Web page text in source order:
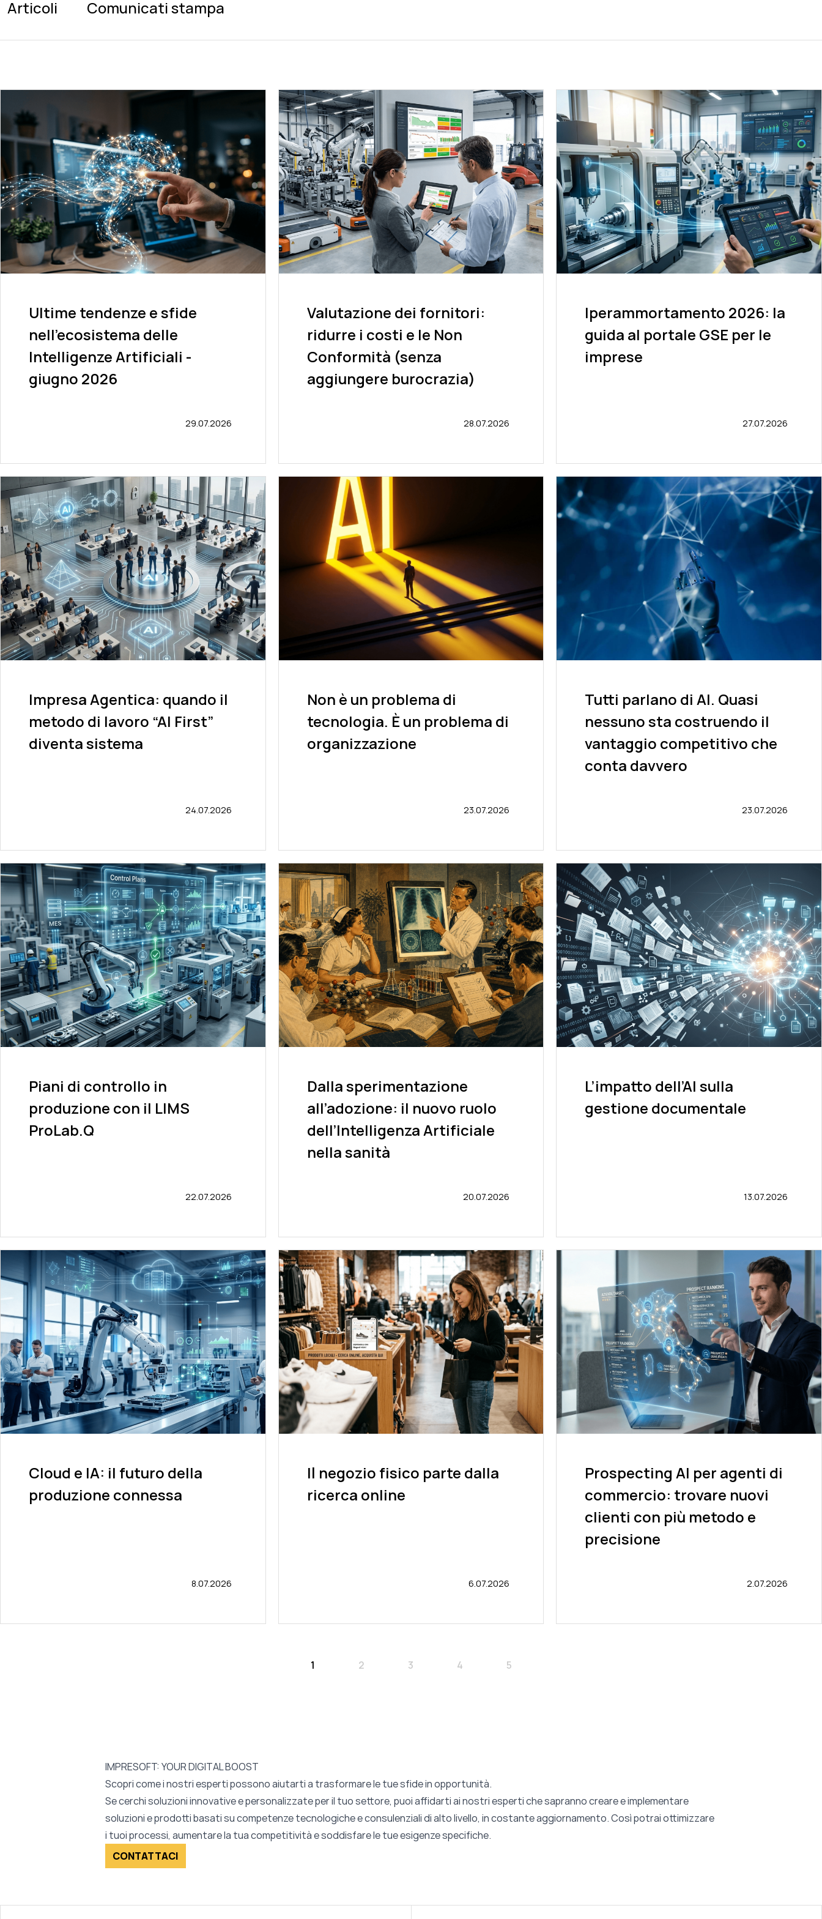
Articoli Comunicati stampa
Ultime tendenze e sfide
nell'ecosistema delle
Intelligenze Artificiali -
giugno 2026
29.07.2026
Valutazione dei fornitori:
ridurre i costi e le Non
Conformità (senza
aggiungere burocrazia)
28.07.2026
Iperammortamento 2026: la
guida al portale GSE per le
imprese
27.07.2026
Impresa Agentica: quando il
metodo di lavoro “AI First”
diventa sistema
24.07.2026
Non è un problema di
tecnologia. È un problema di
organizzazione
23.07.2026
Tutti parlano di AI. Quasi
nessuno sta costruendo il
vantaggio competitivo che
conta davvero
23.07.2026
Piani di controllo in
produzione con il LIMS
ProLab.Q
22.07.2026
Dalla sperimentazione
all’adozione: il nuovo ruolo
dell’Intelligenza Artificiale
nella sanità
20.07.2026
L’impatto dell’AI sulla
gestione documentale
13.07.2026
Cloud e IA: il futuro della
produzione connessa
8.07.2026
Il negozio fisico parte dalla
ricerca online
6.07.2026
Prospecting AI per agenti di
commercio: trovare nuovi
clienti con più metodo e
precisione
2.07.2026
1 2 3 4 5
IMPRESOFT: YOUR DIGITAL BOOST
Scopri come i nostri esperti possono aiutarti a trasformare le tue sfide in opportunità.
Se cerchi soluzioni innovative e personalizzate per il tuo settore, puoi affidarti ai nostri esperti che sapranno creare e implementare
soluzioni e prodotti basati su competenze tecnologiche e consulenziali di alto livello, in costante aggiornamento. Così potrai ottimizzare
i tuoi processi, aumentare la tua competitività e soddisfare le tue esigenze specifiche.
CONTATTACI